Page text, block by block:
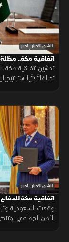
الشرق للأخبار أخبار
اتفاقية مكة.. مظلة
تدشين اتفاقية مكة
تحالفا ثلاثيا
الشرق للأخبار أخبار
اتفاقية مكة
وقعت السعودية
الأمن الجماعي؛